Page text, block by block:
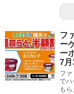
フ
ー
ー
7月
フ
でハ
も